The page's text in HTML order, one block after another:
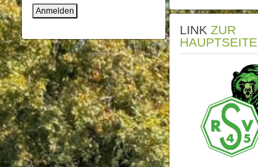
LINK ZUR
HAUPTSEITE